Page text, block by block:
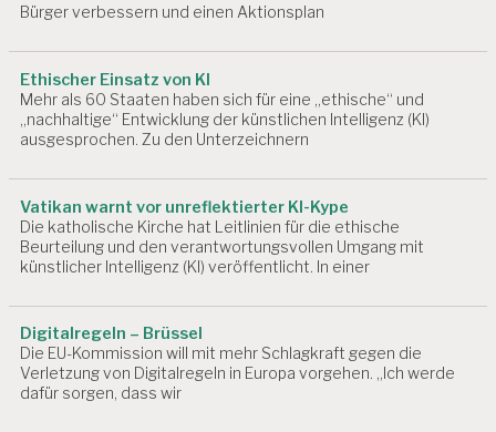
Bürger verbessern und einen Aktionsplan
Ethischer Einsatz von KI
Mehr als 60 Staaten haben sich für eine „ethische“ und
„nachhaltige“ Entwicklung der künstlichen Intelligenz (KI)
ausgesprochen. Zu den Unterzeichnern
Vatikan warnt vor unreflektierter KI-Kype
Die katholische Kirche hat Leitlinien für die ethische
Beurteilung und den verantwortungsvollen Umgang mit
künstlicher Intelligenz (KI) veröffentlicht. In einer
Digitalregeln – Brüssel
Die EU-Kommission will mit mehr Schlagkraft gegen die
Verletzung von Digitalregeln in Europa vorgehen. „Ich werde
dafür sorgen, dass wir